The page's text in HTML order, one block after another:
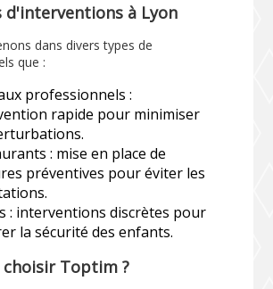
d'interventions à Lyon
dans divers types de
que :
professionnels :
rapide pour minimiser
: mise en place de
préventives pour éviter les
: interventions discrètes pour
la sécurité des enfants.
choisir Toptim ?